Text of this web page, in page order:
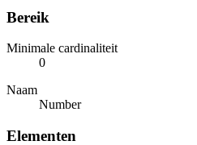
Bereik
Minimale cardinaliteit
0
Naam
Number
Elementen